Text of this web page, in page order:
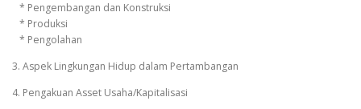
* Pengembangan dan Konstruksi
* Produksi
* Pengolahan
3. Aspek Lingkungan Hidup dalam Pertambangan
4. Pengakuan Asset Usaha/Kapitalisasi